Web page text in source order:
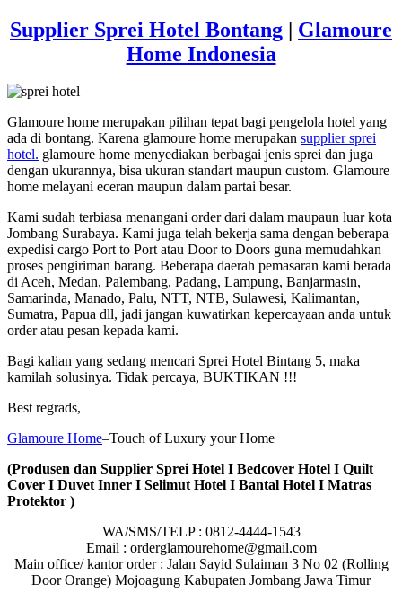
Supplier Sprei Hotel Bontang | Glamoure
Home Indonesia
Glamoure home merupakan pilihan tepat bagi pengelola hotel yang
ada di bontang. Karena glamoure home merupakan supplier sprei
hotel. glamoure home menyediakan berbagai jenis sprei dan juga
dengan ukurannya, bisa ukuran standart maupun custom. Glamoure
home melayani eceran maupun dalam partai besar.
Kami sudah terbiasa menangani order dari dalam maupaun luar kota
Jombang Surabaya. Kami juga telah bekerja sama dengan beberapa
expedisi cargo Port to Port atau Door to Doors guna memudahkan
proses pengiriman barang. Beberapa daerah pemasaran kami berada
di Aceh, Medan, Palembang, Padang, Lampung, Banjarmasin,
Samarinda, Manado, Palu, NTT, NTB, Sulawesi, Kalimantan,
Sumatra, Papua dll, jadi jangan kuwatirkan kepercayaan anda untuk
order atau pesan kepada kami.
Bagi kalian yang sedang mencari Sprei Hotel Bintang 5, maka
kamilah solusinya. Tidak percaya, BUKTIKAN !!!
Best regrads,
Glamoure Home–Touch of Luxury your Home
(Produsen dan Supplier Sprei Hotel I Bedcover Hotel I Quilt
Cover I Duvet Inner I Selimut Hotel I Bantal Hotel I Matras
Protektor )
WA/SMS/TELP : 0812-4444-1543
Email : orderglamourehome@gmail.com
Main office/ kantor order : Jalan Sayid Sulaiman 3 No 02 (Rolling
Door Orange) Mojoagung Kabupaten Jombang Jawa Timur